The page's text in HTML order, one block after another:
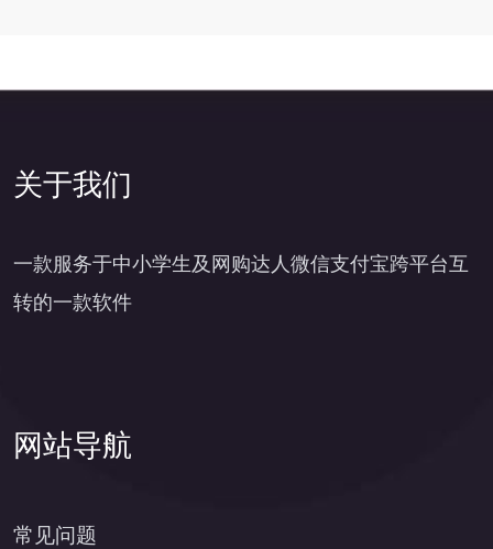
关于我们
一款服务于中小学生及网购达人微信支付宝跨平台互
转的一款软件
网站导航
常见问题